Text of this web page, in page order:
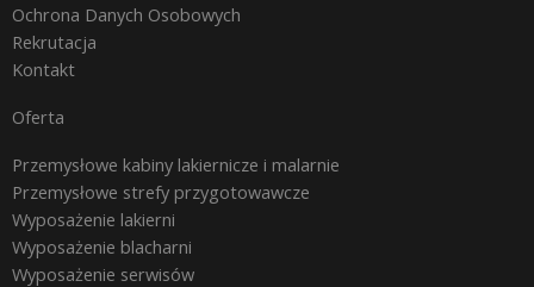
Ochrona Danych Osobowych
Rekrutacja
Kontakt
Oferta
Przemysłowe kabiny lakiernicze i malarnie
Przemysłowe strefy przygotowawcze
Wyposażenie lakierni
Wyposażenie blacharni
Wyposażenie serwisów